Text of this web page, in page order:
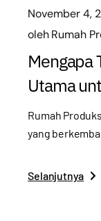
November 4,
olehRumah
Mengapa
Utama
Rumah
yang
Selanjutnya